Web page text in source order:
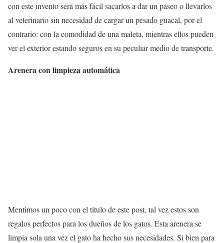
con este invento será más fácil sacarlos a dar un paseo o llevarlos
al veterinario sin necesidad de cargar un pesado guacal, por el
contrario: con la comodidad de una maleta, mientras ellos pueden
ver el exterior estando seguros en su peculiar medio de transporte.
Arenera con limpieza automática
Mentimos un poco con el título de este post, tal vez estos son
regalos perfectos para los dueños de los gatos. Esta arenera se
limpia sola una vez el gato ha hecho sus necesidades. Si bien para